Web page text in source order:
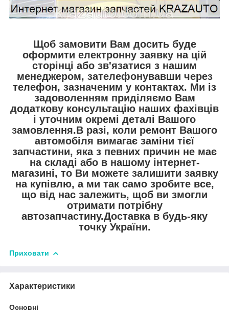
Щоб замовити Вам досить буде
оформити електронну заявку на цій
сторінці або зв'язатися з нашим
менеджером, зателефонувавши через
телефон, зазначеним у контактах. Ми із
задоволенням приділяємо Вам
додаткову консультацію наших фахівців
і уточним окремі деталі Вашого
замовлення.В разі, коли ремонт Вашого
автомобіля вимагає заміни тієї
запчастини, яка з певних причин не має
на складі або в нашому інтернет-
магазині, то Ви можете залишити заявку
на купівлю, а ми так само зробите все,
що від нас залежить, щоб ви змогли
отримати потрібну
автозапчастину.Доставка в будь-яку
точку України.
Приховати
Характеристики
Основні